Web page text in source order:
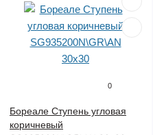
0
Бореале Ступень угловая
коричневый